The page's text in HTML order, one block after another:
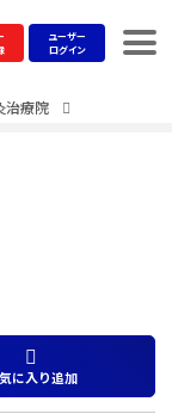
ユーザー
ログイン
治療院
に入り追加